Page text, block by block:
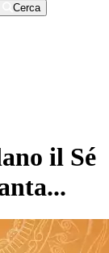
Cerca
il Sé